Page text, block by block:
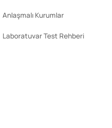
Anlaşmalı Kurumlar
Laboratuvar Test Rehberi